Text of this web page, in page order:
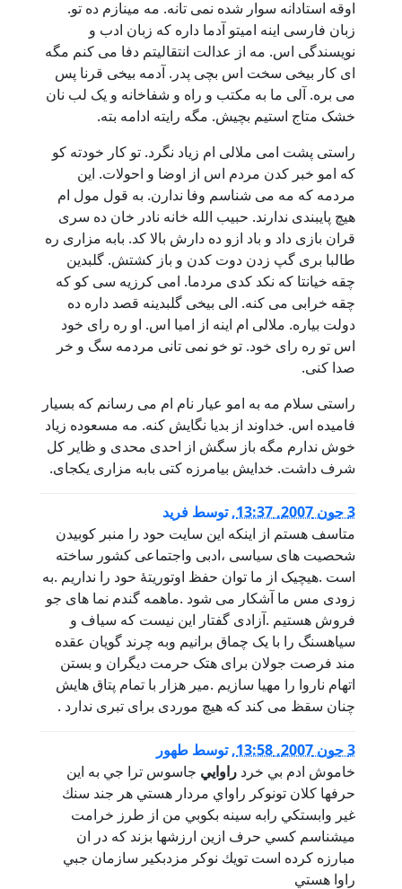
اوقه استادانه سوار شده نمی تانه. مه مینازم ده تو.
زبان فارسی اینه امیتو آدما داره که زبان ادب و
نویسندگی اس. مه از عدالت انتقالیتم دفا می کنم مگه
ای کار بیخی سخت اس بچی پدر. آدمه بیخی قرنا پس
می بره. آلی ما به مکتب و راه و شفاخانه و یک لب نان
خشک متاج استیم بچیش. مگه رایته ادامه بته.
راستی پشت امی ملالی ام زیاد نگرد. تو کار خودته کو
که امو خبر کدن مردم اس از اوضا و احولات. این
مردمه که مه می شناسم وفا ندارن. به قول مول ام
هیچ پایبندی ندارند. حبیب الله خانه نادر خان ده سری
قران بازی داد و باد ازو ده دارش بالا کد. بابه مزاری ره
طالبا بری گپ زدن دوت کدن و باز کشتش. گلبدین
چقه خیانتا که نکد کدی مردما. امی کرزیه سی کو که
چقه خرابی می کنه. الی بیخی گلبدینه قصد داره ده
دولت بیاره. ملالی ام اینه از امیا اس. او ره رای خود
اس تو ره رای خود. تو خو نمی تانی مردمه سگ و خر
صدا کنی.
راستی سلام مه به امو عیار نام ام می رسانم که بسیار
فامیده اس. خداوند از بدیا نگایش کنه. مه مسعوده زیاد
خوش ندارم مگه باز سگش از احدی محدی و ظایر کل
شرف داشت. خدایش بیامرزه کتی بابه مزاری یکجای.
3 جون 2007, 13:37 ,توسط فرید
متاسف هستم از اینکه این سایت حود را منبر کوبیدن
شحصیت های سیاسی ،ادبی واجتماعی کشور ساخته
است .هیچیک از ما توان حفظ اوتوریتۀ حود را نداریم .به
زودی مس ما آشکار می شود .ماهمه گندم نما های جو
فروش هستیم .آزادی گفتار این نیست که سیاف و
سیاهسنگ را با یک چماق برانیم وبه چرند گویان عقده
مند فرصت جولان برای هتک حرمت دیگران و بستن
اتهام ناروا را مهیا سازیم .میر هزار با تمام پتاق هایش
چنان سقظ می کند که هیچ موردی برای تبری ندارد .
3 جون 2007, 13:58 ,توسط طهور
خاموش ادم بي خرد راوايي جاسوس ترا جي به اين
حرفها كلان تونوكر راواي مردار هستي هر جند سنك
غير وابستكي رابه سينه بكوبي من از طرز خرامت
ميشناسم كسي حرف ازين ارزشها بزند كه در ان
مبارزه كرده است تويك نوكر مزدبكير سازمان جبي
راوا هستي